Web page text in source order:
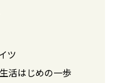
ツ
活はじめの一歩